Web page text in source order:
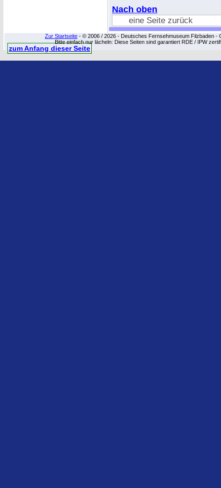
Nach oben
eine Seite zurück
Zur Startseite - © 2006 / 2026 - Deutsches Fernsehmuseum Filzbaden -
Bitte einfach nur lächeln: Diese Seiten sind garantiert RDE / IPW
zum Anfang dieser Seite